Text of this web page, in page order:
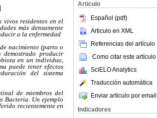
Articulo
Español (pdf)
Articulo en XML
Referencias del artículo
Como citar este artículo
SciELO Analytics
Traducción automática
Enviar articulo por email
Indicadores
residentes en el
más densamente
a la enfermedad
nacimiento (parto o
producir
en un individuo,
puede tener efectos
del sistema
de miembros del
Bacteria. Un ejemplo
recientemente en